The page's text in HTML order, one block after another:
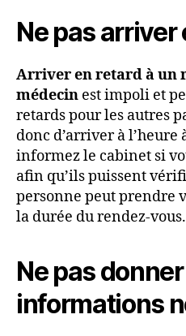
Ne pas arriver
Arriver en retard à un
médecin est impoli et
retards pour les autres
donc d’arriver à l’heure
informez le cabinet si
afin qu’ils puissent
personne peut prendre
la durée du rendez-vous.
Ne pas
informations